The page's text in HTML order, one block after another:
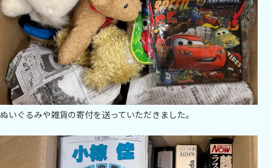
ぬいぐるみや雑貨の寄付を送っていただきました。